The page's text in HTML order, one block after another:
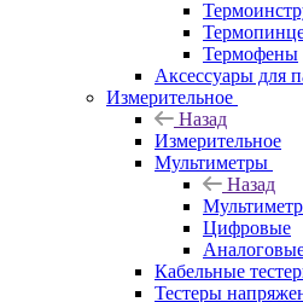
Термофены
Аксессуары для
Измерительное
Назад
Измерительное
Мультиметры
Назад
Цифровые
Кабельные
Тестеры